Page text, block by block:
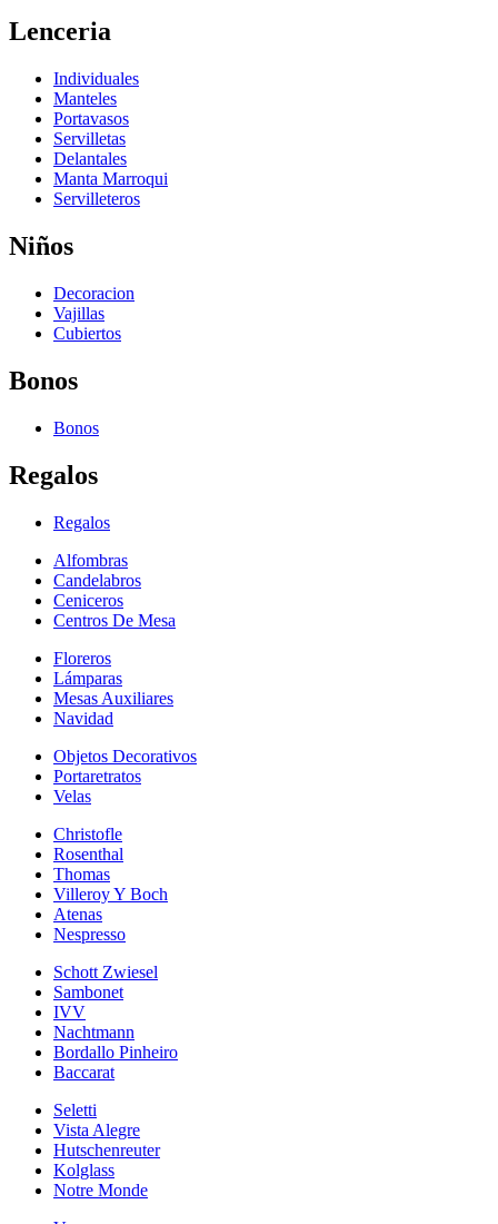
Lenceria
Individuales
Manteles
Portavasos
Servilletas
Delantales
Manta Marroqui
Servilleteros
Niños
Decoracion
Vajillas
Cubiertos
Bonos
Bonos
Regalos
Regalos
Alfombras
Candelabros
Ceniceros
Centros De Mesa
Floreros
Lámparas
Mesas Auxiliares
Navidad
Objetos Decorativos
Portaretratos
Velas
Christofle
Rosenthal
Thomas
Villeroy Y Boch
Atenas
Nespresso
Schott Zwiesel
Sambonet
IVV
Nachtmann
Bordallo Pinheiro
Baccarat
Seletti
Vista Alegre
Hutschenreuter
Kolglass
Notre Monde